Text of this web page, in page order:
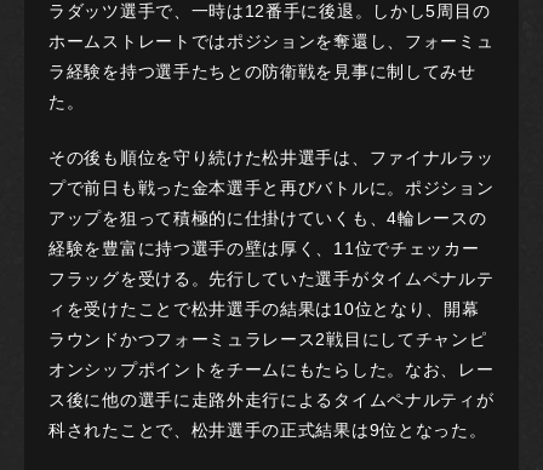
ラダッツ選手で、一時は12番手に後退。しかし5周目の
ホームストレートではポジションを奪還し、フォーミュ
ラ経験を持つ選手たちとの防衛戦を見事に制してみせ
た。
その後も順位を守り続けた松井選手は、ファイナルラッ
プで前日も戦った金本選手と再びバトルに。ポジション
アップを狙って積極的に仕掛けていくも、4輪レースの
経験を豊富に持つ選手の壁は厚く、11位でチェッカー
フラッグを受ける。先行していた選手がタイムペナルテ
ィを受けたことで松井選手の結果は10位となり、開幕
ラウンドかつフォーミュラレース2戦目にしてチャンピ
オンシップポイントをチームにもたらした。なお、レー
ス後に他の選手に走路外走行によるタイムペナルティが
科されたことで、松井選手の正式結果は9位となった。